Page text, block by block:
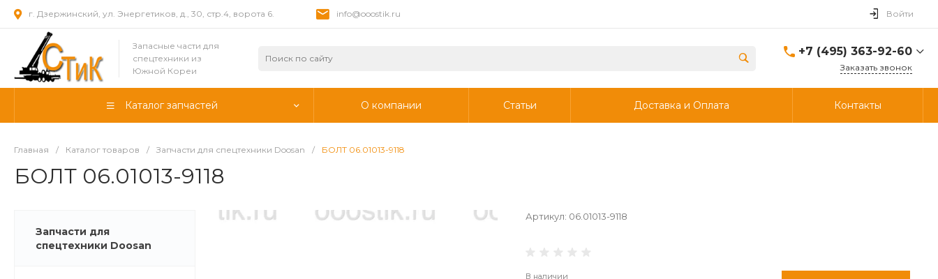
г. Дзержинский, ул. Энергетиков, д., 30, стр.4, ворота 6. info@ooostik.ru Войти
Запасные части для
спецтехники из
Южной Кореи
+7 (495) 363-92-60
г. Дзержинский, ул.
Заказать звонок
Каталог запчастей О компании Статьи Доставка и Оплата Контакты
Главная / Каталог товаров / Запчасти для спецтехники Doosan / БОЛТ 06.01013-9118
БОЛТ 06.01013-9118
Запчасти для
спецтехники Doosan
Артикул: 06.01013-9118
В наличии